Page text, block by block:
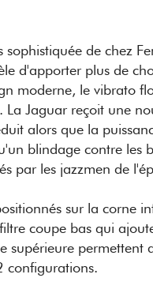
de chez
d'apporter plus de
moderne, le vibrato
Jaguar reçoit une
alors que la
blindage contre les
par les jazzmen de
sur la corne
coupe bas qui
supérieure permettent
configurations.